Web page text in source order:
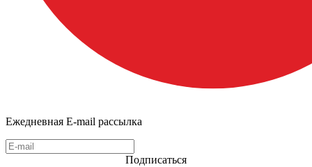
Ежедневная E-mail рассылка
Подписаться